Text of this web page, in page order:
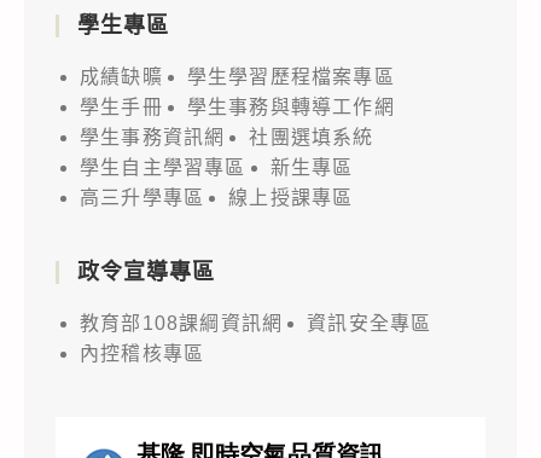
學生專區
成績缺曠
學生學習歷程檔案專區
學生手冊
學生事務與轉導工作網
學生事務資訊網
社團選填系統
學生自主學習專區
新生專區
高三升學專區
線上授課專區
政令宣導專區
教育部108課綱資訊網
資訊安全專區
內控稽核專區